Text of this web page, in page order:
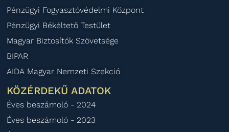
Pénzügyi Fogyasztóvédelmi Központ
Pénzügyi Békéltető Testület
Magyar Biztosítók Szövetsége
BIPAR
AIDA Magyar Nemzeti Szekció
KÖZÉRDEKŰ ADATOK
Éves beszámoló - 2024
Éves beszámoló - 2023